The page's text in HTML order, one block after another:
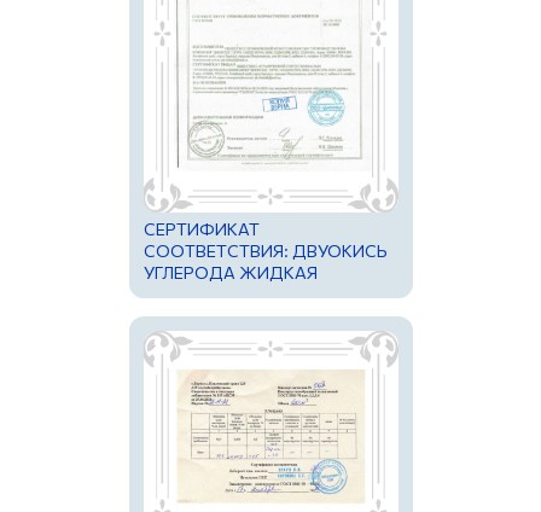
СЕРТИФИКАТ
СООТВЕТСТВИЯ: ДВУОКИСЬ
УГЛЕРОДА ЖИДКАЯ
НИЗКОТЕМПЕРАТУРНАЯ